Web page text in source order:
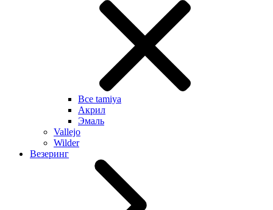
Все tamiya
Акрил
Эмаль
Vallejo
Wilder
Везеринг